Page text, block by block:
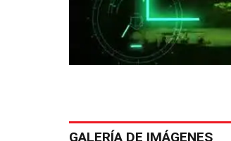
GALERÍA DE IMÁGENES